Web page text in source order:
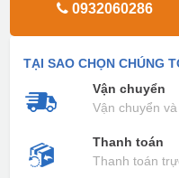
0932060286
TẠI SAO CHỌN CHÚNG
Vận chuyển
Vận chuyển
Thanh toán
Thanh toán